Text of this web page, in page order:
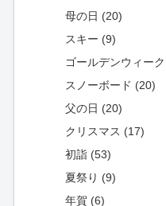
母の日 (20)
スキー (9)
ゴールデンウィー
スノーボード (20)
父の日 (20)
クリスマス (17)
初詣 (53)
夏祭り (9)
年賀 (6)